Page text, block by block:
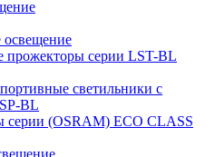
прожекторы серии LST-BL
светильники с
BL
серии (OSRAM) ECO CLASS